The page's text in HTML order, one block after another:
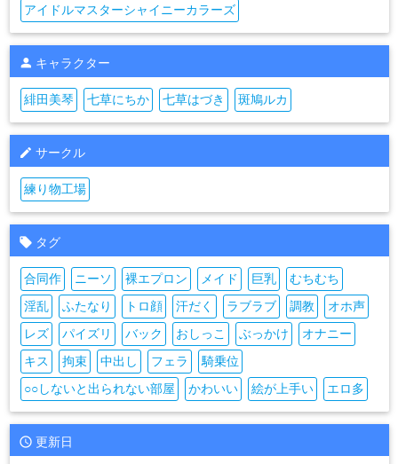
アイドルマスターシャイニーカラーズ
キャラクター
緋田美琴 七草にちか 七草はづき 斑鳩ルカ
サークル
練り物工場
タグ
合同作 ニーソ 裸エプロン メイド 巨乳
むちむち
淫乱
ふたなり トロ顔 汗だく ラブラブ 調教
オホ声
レズ
パイズリ バック おしっこ ぶっかけ
オナニー
キス
拘束 中出し フェラ
騎乗位
○○しないと出られない部屋
かわいい 絵が上手い エロ多
更新日